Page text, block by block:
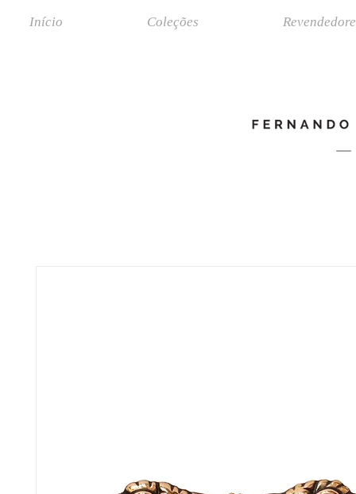
Início Coleções